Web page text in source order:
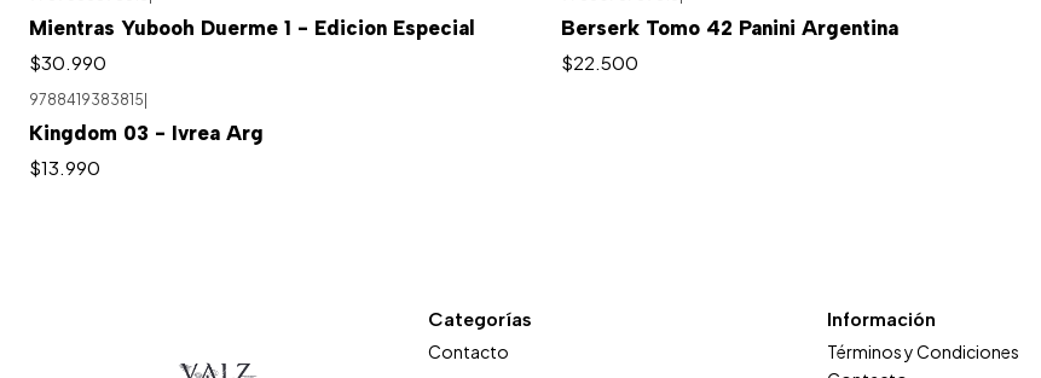
Mientras Yubooh Duerme 1 - Edicion Especial
$30.990
Berserk Tomo 42 Panini Argentina
$22.500
9788419383815
Kingdom 03 - Ivrea Arg
$13.990
Categorías
Contacto
Información
Términos y Condiciones